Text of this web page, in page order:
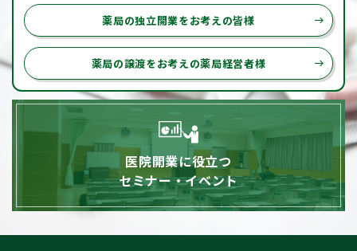
薬局の独立開業をお考えの皆様 east
薬局の譲渡をお考えの薬局経営者様 east
医院開業に役立つ
セミナー・イベント